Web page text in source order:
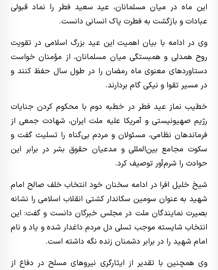
این ماه در میان مسلمانان، عید سعید فطر را نماد قبولی
عبادات و بازگشت به فطرت پاک انسانی دانست.
وی در ادامه با بیان اهمیت این عید بزرگ اسلامی در تقویت
روح همدلی و همبستگی میان مسلمانان، از مؤمنان خواست
دستاوردهای معنوی ماه رمضان را در طول سال حفظ کنند و
در مسیر تقوا و نیکی گام بردارند.
خطیب نماز عید فطر در خطبه دوم با محکوم کردن جنایات
رژیم صهیونیستی و آمریکا علیه ملت ایران، شهادت جمعی از
فرماندهان نظامی، مسئولان و مردم بی‌گناه را تسلیت گفت و
سکوت مجامع بین‌المللی و مدعیان حقوق بشر در برابر این
حوادث را شرم‌آور توصیف کرد.
شیخ خلیل افرا در ادامه سخنان خود انتخاب خلف صالح امام
شهید به عنوان سومین سکاندار کشتی انقلاب اسلامی را نشانه
بصیرت نمایندگان ملت در مجلس خبرگان دانست و گفت: این
انتخاب شایسته موجب تسلی دل مردم داغدار شده و یاد و نام
امام شهید را در برابر دشمنان زنده نگه داشته است.
وی همچنین با تقدیر از ایثارگری نیروهای مسلح در دفاع از